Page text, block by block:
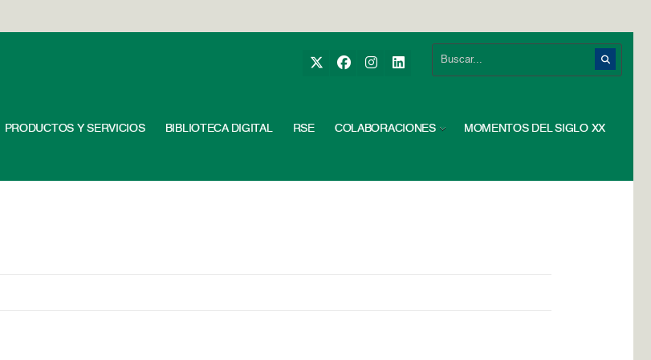
PRODUCTOS Y SERVICIOS BIBLIOTECA DIGITAL RSE COLABORACIONES MOMENTOS DEL SIGLO XX